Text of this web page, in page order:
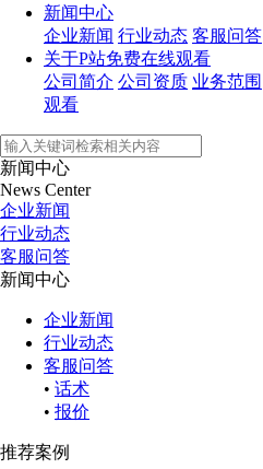
新闻中心
企业新闻 行业动态 客服问答
关于P站免费在线观看
公司简介 公司资质 业务范围
观看
新闻中心
News Center
企业新闻
行业动态
客服问答
新闻中心
企业新闻
行业动态
客服问答
• 话术
• 报价
推荐案例